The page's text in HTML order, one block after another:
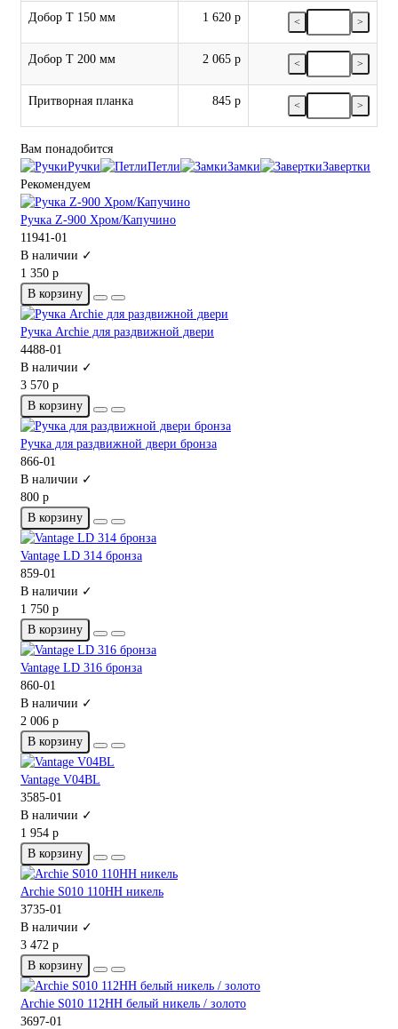
Добор Т 150 мм 1 620 р < >
Добор Т 200 мм 2 065 р < >
Притворная планка 845 р < >
Вам понадобится
Ручки
Петли Замки
Завертки
Рекомендуем
Ручка Z-900 Хром/Капучино
11941-01
В наличии ✓
1 350 р
В корзину
Ручка Archie для раздвижной двери
4488-01
В наличии ✓
3 570 р
В корзину
Ручка для раздвижной двери бронза
866-01
В наличии ✓
800 р
В корзину
Vantage LD 314 бронза
859-01
В наличии ✓
1 750 р
В корзину
Vantage LD 316 бронза
860-01
В наличии ✓
2 006 р
В корзину
Vantage V04BL
3585-01
В наличии ✓
1 954 р
В корзину
Archie S010 110HH никель
3735-01
В наличии ✓
3 472 р
В корзину
Archie S010 112HH белый никель / золото
3697-01